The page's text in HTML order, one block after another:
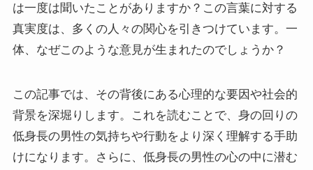
は一度は聞いたことがありますか？この言葉に対する
真実度は、多くの人々の関心を引きつけています。一
体、なぜこのような意見が生まれたのでしょうか？
この記事では、その背後にある心理的な要因や社会的
背景を深堀りします。これを読むことで、身の回りの
低身長の男性の気持ちや行動をより深く理解する手助
けになります。さらに、低身長の男性の心の中に潜む